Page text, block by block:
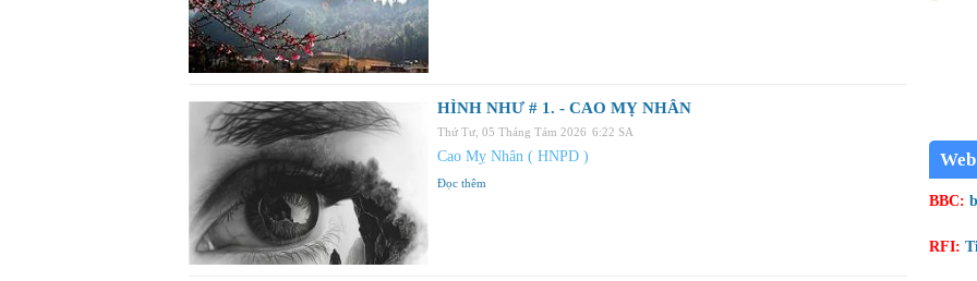
HÌNH NHƯ # 1. - CAO MỴ NHÂN
Thứ Tư, 05 Tháng Tám 2026 6:22 SA
Cao Mỵ Nhân ( HNPD )
Đọc thêm
BBC:
RFI: